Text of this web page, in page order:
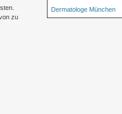
zu
Dermatologe München